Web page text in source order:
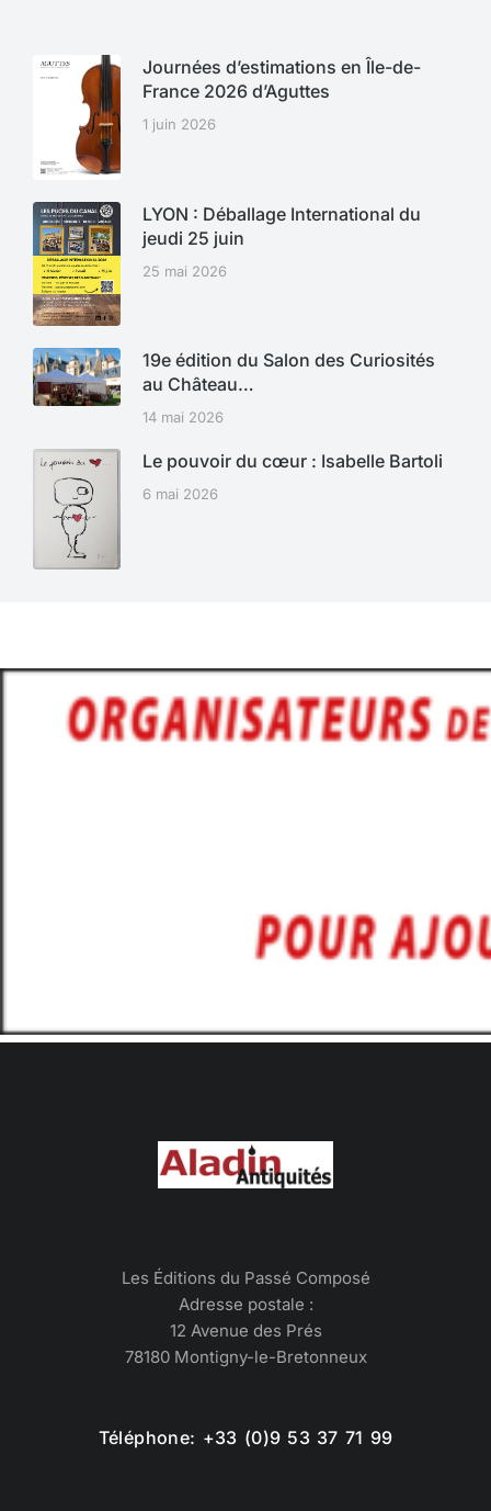
Journées d’estimations en Île-de-
France 2026 d’Aguttes
1 juin 2026
LYON : Déballage International du
jeudi 25 juin
25 mai 2026
19e édition du Salon des Curiosités
au Château…
14 mai 2026
Le pouvoir du cœur : Isabelle Bartoli
6 mai 2026
Les Éditions du Passé Composé
Adresse postale :
12 Avenue des Prés
78180 Montigny-le-Bretonneux
Téléphone: +33 (0)9 53 37 71 99